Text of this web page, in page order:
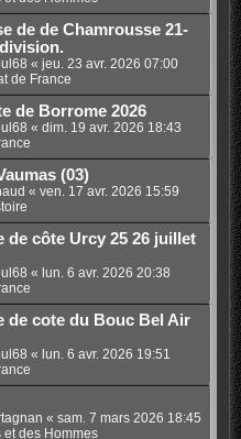
de de Chamrousse 21-
« jeu. 23 avr. 2026 07:00
de France
de Borrome 2026
« dim. 19 avr. 2026 18:43
(03)
« ven. 17 avr. 2026 15:59
de côte Urcy 25 26 juillet
« lun. 6 avr. 2026 20:38
de cote du Bouc Bel Air
« lun. 6 avr. 2026 19:51
« sam. 7 mars 2026 18:45
et des Hommes